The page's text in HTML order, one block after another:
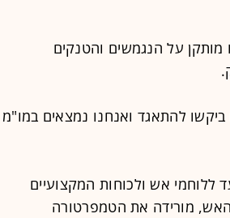
על הנגמשים והטנקים
להתאגד ואנחנו נמצאים במו"מ
ללוחמי אש ולכוחות המקצועיים
האש, מורידה את הטמפרטורה